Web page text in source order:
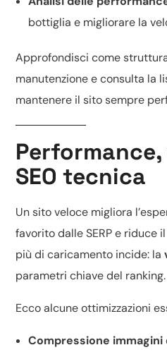
bottiglia e migliorare la
Approfondisci come
manutenzionee consulta la
mantenere il sito sempre
SEO tecnica
Un sito veloce migliora
favorito dalle SERP e riduce
più di caricamento incide: la
parametri chiave del ranking.
Ecco alcune ottimizzazioni
Compressione immagini